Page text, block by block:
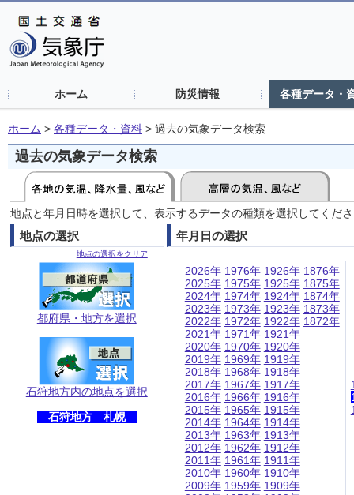
ホーム 防災情報 各種データ・
ホーム > 各種データ・資料 > 過去の気象データ検索
過去の気象データ検索
地点と年月日時を選択して、表示するデータの種類を選択してくだ
地点の選択
地点の選択をクリア
都府県・地方を選択
石狩地方内の地点を選択
石狩地方 札幌
年月日の選択
2026年
2025年
2024年
2023年
2022年
2021年
2020年
2019年
2018年
2017年
2016年
2015年
2014年
2013年
2012年
2011年
2010年
2009年
1976年
1975年
1974年
1973年
1972年
1971年
1970年
1969年
1968年
1967年
1966年
1965年
1964年
1963年
1962年
1961年
1960年
1959年
1926年
1925年
1924年
1923年
1922年
1921年
1920年
1919年
1918年
1917年
1916年
1915年
1914年
1913年
1912年
1911年
1910年
1909年
1876年
1875年
1874年
1873年
1872年